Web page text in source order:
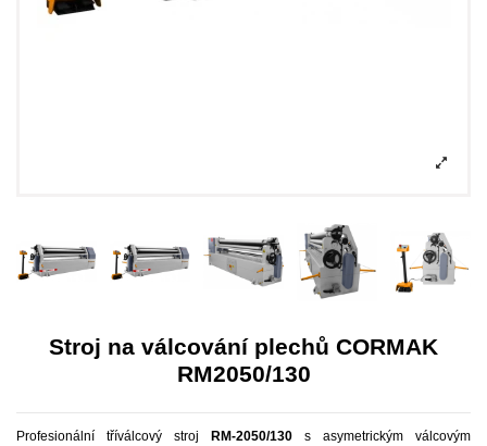
Stroj na válcování plechů CORMAK
RM2050/130
Profesionální tříválcový stroj RM-2050/130 s asymetrickým válcovým